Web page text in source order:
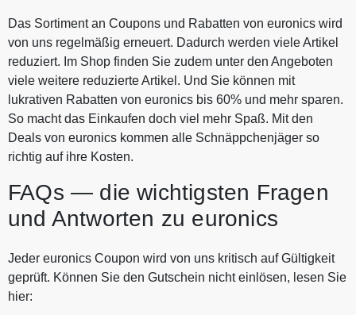
Das Sortiment an Coupons und Rabatten von euronics wird
von uns regelmäßig erneuert. Dadurch werden viele Artikel
reduziert. Im Shop finden Sie zudem unter den Angeboten
viele weitere reduzierte Artikel. Und Sie können mit
lukrativen Rabatten von euronics bis 60% und mehr sparen.
So macht das Einkaufen doch viel mehr Spaß. Mit den
Deals von euronics kommen alle Schnäppchenjäger so
richtig auf ihre Kosten.
FAQs — die wichtigsten Fragen
und Antworten zu euronics
Jeder euronics Coupon wird von uns kritisch auf Gültigkeit
geprüft. Können Sie den Gutschein nicht einlösen, lesen Sie
hier: